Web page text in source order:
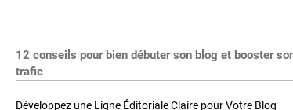
12 conseils pour bien débuter son blog et booster
trafic
Développez une Ligne Éditoriale Claire pour Votre Blog